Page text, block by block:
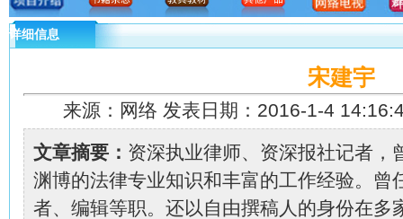
详细信息
宋建宇
来源：网络 发表日期：2016-1-4
文章摘要： 资深执业律师、资深报社记者，
渊博的法律专业知识和丰富的工作经验。曾
者、编辑等职。还以自由撰稿人的身份在多